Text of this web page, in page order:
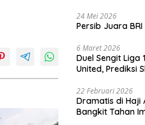
24 Mei 2026
Persib Juara
6 Maret 2026
Duel Sengit Liga
United, Prediksi
22 Februari 2026
Dramatis di Haji
Bangkit Tahan